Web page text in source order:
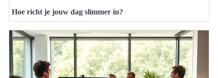
Hoe richt je jouw dag slimmer in?